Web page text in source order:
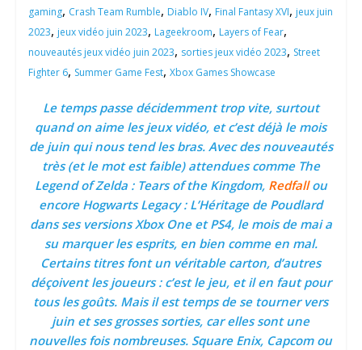
gaming, Crash Team Rumble, Diablo IV, Final Fantasy XVI, jeux juin
2023, jeux vidéo juin 2023, Lageekroom, Layers of Fear,
nouveautés jeux vidéo juin 2023, sorties jeux vidéo 2023, Street
Fighter 6, Summer Game Fest, Xbox Games Showcase
Le temps passe décidemment trop vite, surtout
quand on aime les jeux vidéo, et c’est déjà le mois
de juin qui nous tend les bras. Avec des nouveautés
très (et le mot est faible) attendues comme The
Legend of Zelda : Tears of the Kingdom, Redfallou
encore Hogwarts Legacy : L’Héritage de Poudlard
dans ses versions Xbox One et PS4, le mois de mai a
su marquer les esprits, en bien comme en mal.
Certains titres font un véritable carton, d’autres
déçoivent les joueurs : c’est le jeu, et il en faut pour
tous les goûts. Mais il est temps de se tourner vers
juin et ses grosses sorties, car elles sont une
nouvelles fois nombreuses. Square Enix, Capcom ou